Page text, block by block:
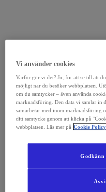
Vi använder cookies
Varför gör vi det? Jo, för att se till att
möjligt när du besöker webbplatsen.
om du samtycker – även använda
marknadsföring. Den data vi samlar in
samarbetar med inom marknadsföring
ditt samtycke genom att klicka på
webbplatsen. Läs mer på Cookie Policy
Godkänn